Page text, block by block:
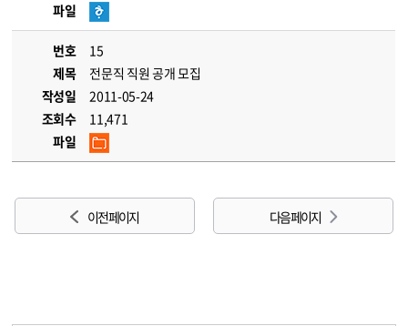
파일
번호
15
제목
전문직 직원 공개 모집
작성일
2011-05-24
조회수
11,471
파일
이전 페이지 다음 페이지